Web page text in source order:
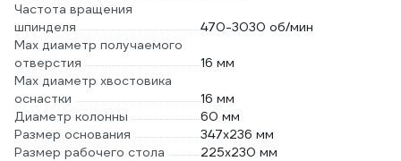
Частота вращения
шпинделя
470-3030 об/мин
Max диаметр получаемого
отверстия
16 мм
Max диаметр хвостовика
оснастки
16 мм
Диаметр колонны
60 мм
Размер основания
347х236 мм
Размер рабочего стола
225х230 мм